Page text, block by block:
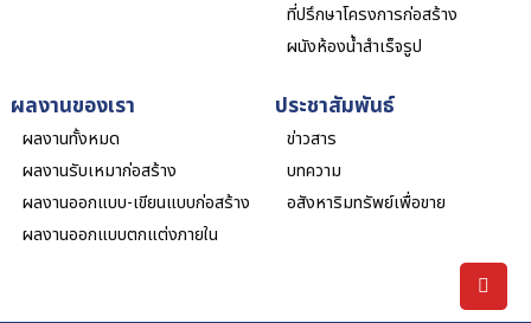
ที่ปรึกษาโครงการก่อสร้าง
ผนังห้องน้ำสำเร็จรูป
ผลงานของเรา
ผลงานทั้งหมด
ผลงานรับเหมาก่อสร้าง
ผลงานออกแบบ-เขียนแบบก่อสร้าง
ผลงานออกแบบตกแต่งภายใน
ประชาสัมพันธ์
ข่าวสาร
บทความ
อสังหาริมทรัพย์เพื่อขาย